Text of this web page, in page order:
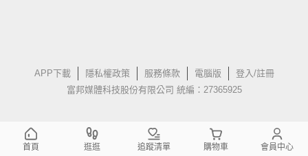
APP下載 隱私權政策 服務條款 電腦版
登入/註冊
富邦媒體科技股份有限公司 統編：27365925
首頁 逛逛 追蹤清單 購物車 會員中心